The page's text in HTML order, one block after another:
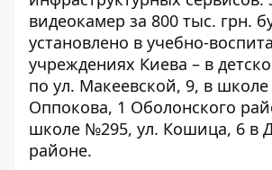
видеокамер за 800 тыс. грн.
установлено в учебно-
учреждениях Киева – в
по ул. Макеевской, 9, в
Оппокова, 1 Оболонского
школе №295, ул. Кошица, 6 в
районе.